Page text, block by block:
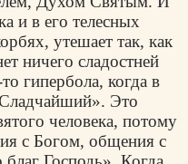
и в его телесных
утешает так, как
ничего сладостней
гипербола, когда в
Это
человека, потому
с Богом, общения с